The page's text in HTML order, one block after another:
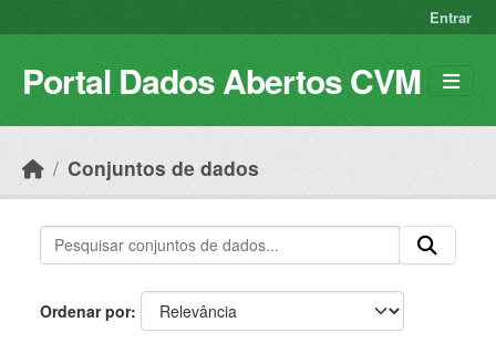
Entrar
Portal Dados Abertos CVM
Conjuntos de dados
Ordenar por